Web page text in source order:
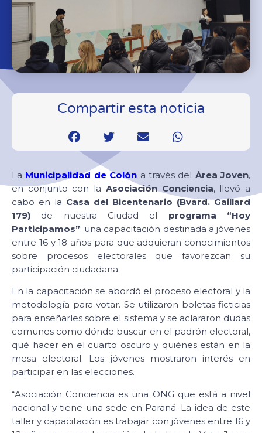
Compartir esta noticia
La Municipalidad de Colón a través del Área Joven,
en conjunto con la Asociación Conciencia, llevó a
cabo en la Casa del Bicentenario (Bvard. Gaillard
179) de nuestra Ciudad el programa “Hoy
Participamos”; una capacitación destinada a jóvenes
entre 16 y 18 años para que adquieran conocimientos
sobre procesos electorales que favorezcan su
participación ciudadana.
En la capacitación se abordó el proceso electoral y la
metodología para votar. Se utilizaron boletas ficticias
para enseñarles sobre el sistema y se aclararon dudas
comunes como dónde buscar en el padrón electoral,
qué hacer en el cuarto oscuro y quiénes están en la
mesa electoral. Los jóvenes mostraron interés en
participar en las elecciones.
“Asociación Conciencia es una ONG que está a nivel
nacional y tiene una sede en Paraná. La idea de este
taller y capacitación es trabajar con jóvenes entre 16 y